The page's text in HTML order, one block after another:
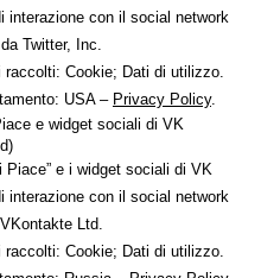
interazione con il social network
Twitter, Inc.
raccolti: Cookie; Dati di utilizzo.
USA – Privacy Policy.
e widget sociali di VK
Piace” e i widget sociali di VK
interazione con il social network
Ltd.
raccolti: Cookie; Dati di utilizzo.